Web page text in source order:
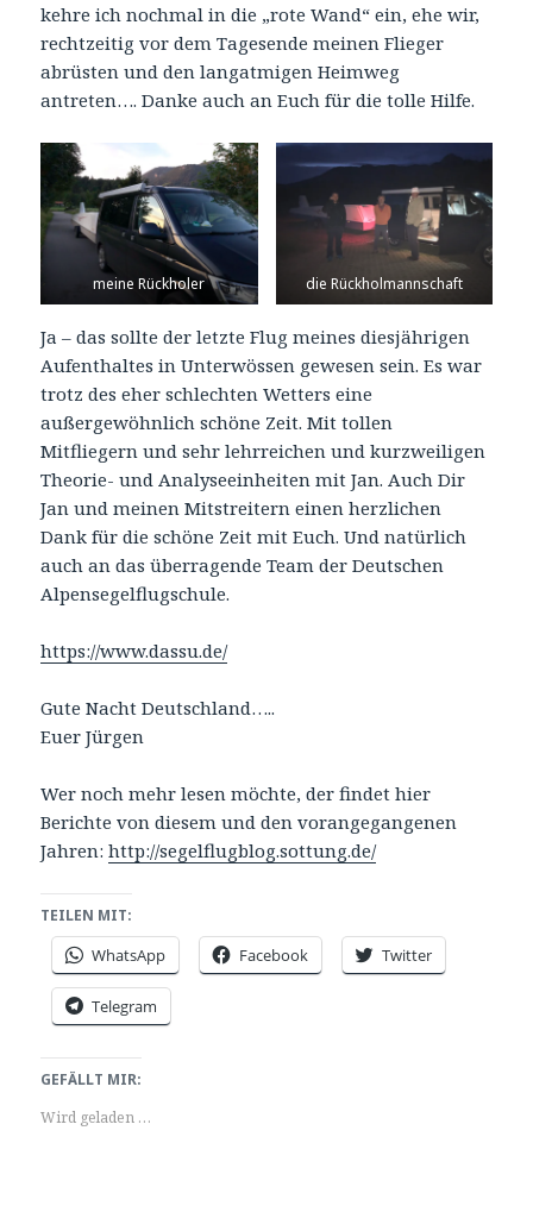
kehre ich nochmal in die „rote Wand“ ein, ehe wir,
rechtzeitig vor dem Tagesende meinen Flieger
abrüsten und den langatmigen Heimweg
antreten…. Danke auch an Euch für die tolle Hilfe.
meine Rückholer die Rückholmannschaft
Ja – das sollte der letzte Flug meines diesjährigen
Aufenthaltes in Unterwössen gewesen sein. Es war
trotz des eher schlechten Wetters eine
außergewöhnlich schöne Zeit. Mit tollen
Mitfliegern und sehr lehrreichen und kurzweiligen
Theorie- und Analyseeinheiten mit Jan. Auch Dir
Jan und meinen Mitstreitern einen herzlichen
Dank für die schöne Zeit mit Euch. Und natürlich
auch an das überragende Team der Deutschen
Alpensegelflugschule.
https://www.dassu.de/
Gute Nacht Deutschland…..
Euer Jürgen
Wer noch mehr lesen möchte, der findet hier
Berichte von diesem und den vorangegangenen
Jahren:http://segelflugblog.sottung.de/
TEILEN MIT:
WhatsApp Facebook Twitter
Telegram
GEFÄLLT MIR:
Wird geladen …